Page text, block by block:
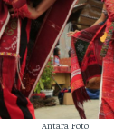
Antara Foto